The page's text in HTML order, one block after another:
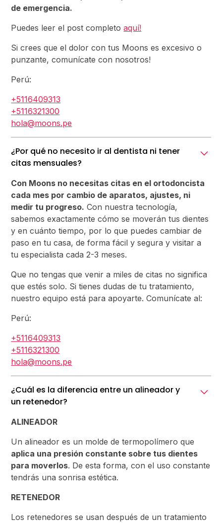
de emergencia.
Puedes leer el post completoaquí!
Si crees que el dolor con tus Moons es excesivo o
punzante, comunícate con nosotros!
Perú:
+5116409313
+5116321300
hola@moons.pe
¿Por qué no necesito ir al dentista ni tener
citas mensuales?
Con Moons no necesitas citas en el ortodoncista
cada mes por cambio de aparatos, ajustes, ni
medir tu progreso. Con nuestra tecnología,
sabemos exactamente cómo se moverán tus dientes
y en cuánto tiempo, por lo que puedes cambiar de
paso en tu casa, de forma fácil y segura y visitar a
tu especialista cada 2-3 meses.
Que no tengas que venir a miles de citas no significa
que estés solo. Si tienes dudas de tu tratamiento,
nuestro equipo está para apoyarte. Comunícate al:
Perú:
+5116409313
+5116321300
hola@moons.pe
¿Cuál es la diferencia entre un alineador y
un retenedor?
ALINEADOR
Un alineador es un molde de termopolímero que
aplica una presión constante sobre tus dientes
para moverlos. De esta forma, con el uso constante
tendrás una sonrisa estética.
RETENEDOR
Los retenedores se usan después de un tratamiento